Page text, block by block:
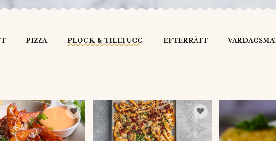
PIZZA PLOCK & TILLTUGG EFTERRÄTT